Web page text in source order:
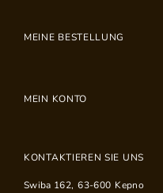
MEINE BESTELLUNG
MEIN KONTO
KONTAKTIEREN SIE UNS
Swiba 162, 63-600 Kepno